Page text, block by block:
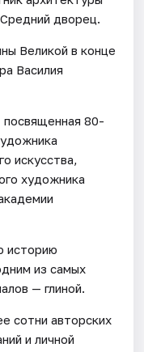
дворец.
Великой в конце
Василия
посвященная 80-
искусства,
художника
историю
из самых
— глиной.
сотни авторских
и личной